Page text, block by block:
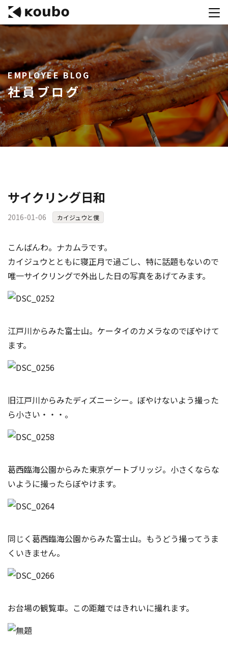
サービス
会社案内
実績紹介
採用情報
資料ダウンロード
コンテストを主催される方へ
公募運営SaaS 「Kouboプランナー」
事例紹介
事務局アウトソーシング
マーケットデータ
無料掲載お申し込み
EMPLOYEE BLOG
社員ブログ
サイクリング日和
2016-01-06 カイジュウと僕
こんばんわ。ナカムラです。
カイジュウとともに寝正月で過ごし、特に話題もないので
唯一サイクリングで外出した日の写真をあげてみます。
江戸川からみた富士山。ケータイのカメラなのでぼやけて
ます。
旧江戸川からみたディズニーシー。ぼやけないよう撮った
ら小さい・・・。
葛西臨海公園からみた東京ゲートブリッジ。小さくならな
いように撮ったらぼやけます。
同じく葛西臨海公園からみた富士山。もうどう撮ってうま
くいきません。
お台場の観覧車。この距離ではきれいに撮れます。